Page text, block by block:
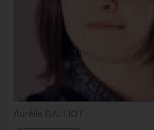
Aurélie GALLIOT